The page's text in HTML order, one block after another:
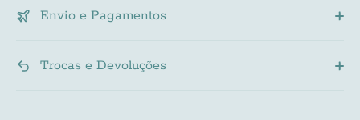
Envio e Pagamentos
Trocas e Devoluções